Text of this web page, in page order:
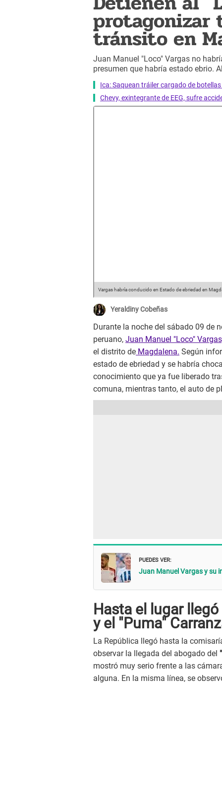
protagonizar
tránsito en
Juan Manuel "Loco" Vargas no
presumen que habría estado ebrio.
Ica: Saquean tráiler cargado de
Chevy, exintegrante de EEG, sufre
Vargas habría conducido en Estado de ebriedad en
Yeraldiny Cobeñas
Durante la noche del sábado 09 de
peruano, Juan Manuel "Loco"
el distrito de Magdalena. Según
estado de ebriedad y se habría
conocimiento que ya fue liberado
comuna, mientras tanto, el auto de
PUEDES VER:
Juan Manuel Vargas y su
Hasta el lugar
y el "Puma"
La República llegó hasta la
observar la llegada del abogado del
mostró muy serio frente a las
alguna. En la misma línea, se